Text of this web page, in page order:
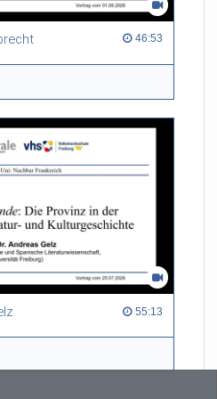
46:53
55:13